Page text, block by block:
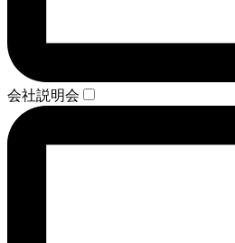
会社説明会